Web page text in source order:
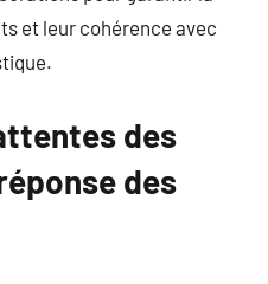
et leur cohérence avec
des
des